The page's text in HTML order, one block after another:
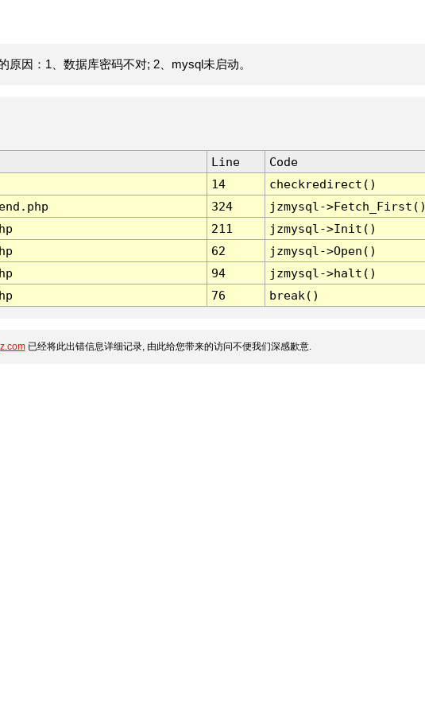
因：1、数据库密码不对; 2、mysql未启动。
Line
Code
14
checkredirect()
324
jzmysql-
211
jzmysql->Init()
62
jzmysql->Open()
94
jzmysql->halt()
76 break()
已经将此出错信息详细记录, 由此给您带来的访问不便我们深感歉意.